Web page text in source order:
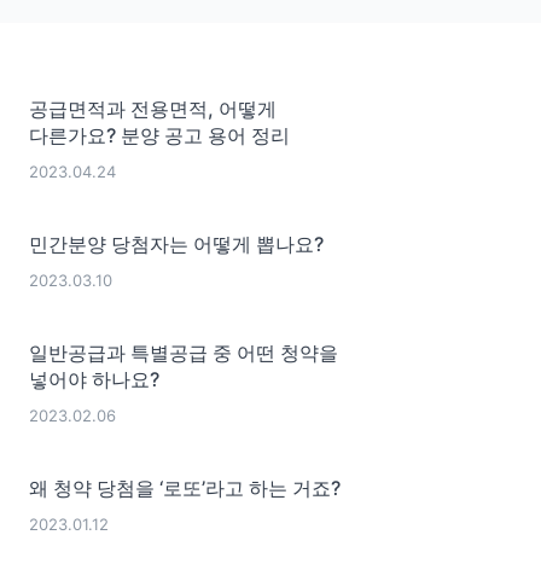
공급면적과 전용면적, 어떻게
다른가요? 분양 공고 용어 정리
2023.04.24
민간분양 당첨자는 어떻게 뽑나요?
2023.03.10
일반공급과 특별공급 중 어떤 청약을
넣어야 하나요?
2023.02.06
왜 청약 당첨을 ‘로또’라고 하는 거죠?
2023.01.12